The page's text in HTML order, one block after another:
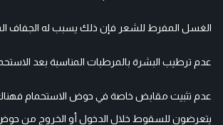
الغسل المفرط للشعر فإن ذلك يسبب له الجفاف
عدم ترطيب البشرة بالمرطبات المناسبة بعد
عدم تثبيت مقابض خاصة في حوض الاستحمام
يتعرضون للسقوط خلال الدخول أو الخروج من حوض